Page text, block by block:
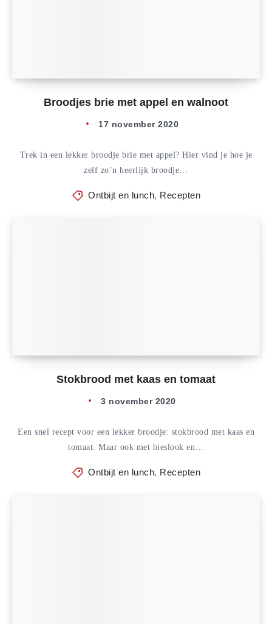
Broodjes brie met appel en walnoot
17 november 2020
Trek in een lekker broodje brie met appel? Hier vind je hoe je
zelf zo’n heerlijk broodje…
Ontbijt en lunch, Recepten
Stokbrood met kaas en tomaat
3 november 2020
Een snel recept voor een lekker broodje: stokbrood met kaas en
tomaat. Maar ook met bieslook en…
Ontbijt en lunch, Recepten